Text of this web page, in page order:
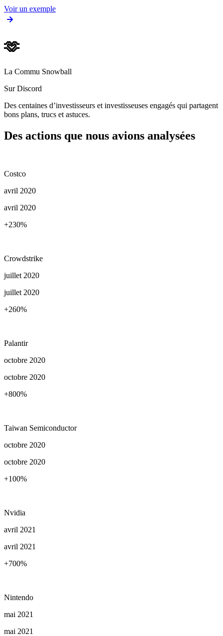
Voir un exemple
🫶
La Commu Snowball
Sur Discord
Des centaines d’investisseurs et investisseuses engagés qui partagent
bons plans, trucs et astuces.
Des actions que nous avions analysées
Costco
avril 2020
avril 2020
+230%
Crowdstrike
juillet 2020
juillet 2020
+260%
Palantir
octobre 2020
octobre 2020
+800%
Taiwan Semiconductor
octobre 2020
octobre 2020
+100%
Nvidia
avril 2021
avril 2021
+700%
Nintendo
mai 2021
mai 2021